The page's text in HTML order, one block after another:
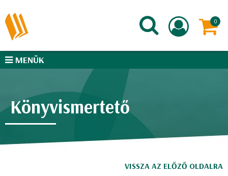
MENÜK
Könyvismertető
VISSZA AZ ELŐZŐ OLDALRA